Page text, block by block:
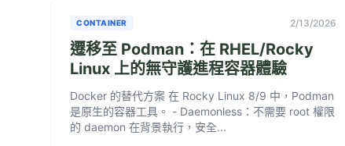
CONTAINER 2/13/2026
遷移至 Podman：在 RHEL/Rocky
Linux 上的無守護進程容器體驗
Docker 的替代方案 在 Rocky Linux 8/9 中，Podman
是原生的容器工具。 - Daemonless：不需要 root 權限
的 daemon 在背景執行，安全...